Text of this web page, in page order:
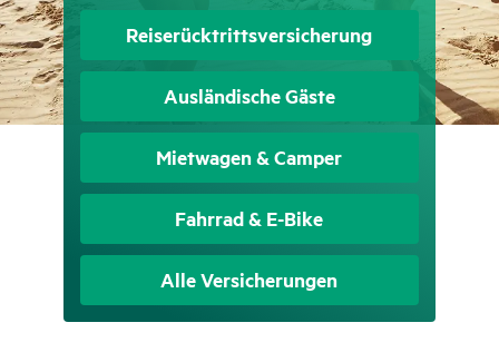
Reise­rück­tritts­ver­si­che­rung
Auslän­di­sche Gäste
Miet­wagen & Camper
Fahrrad & E-Bike
Alle Versi­che­rungen